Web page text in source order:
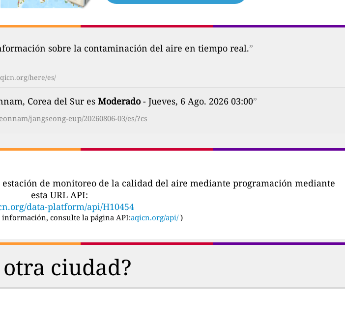
sobre la contaminación del aire en tiempo real.”
here/es/
Corea del Sur es Moderado- Jueves, 6 Ago. 2026 03:00”
jangseong-eup/20260806-03/es/?cs
estación de monitoreo de la calidad del aire mediante programación mediante
esta URL API:
data-platform/api/H10454
información, consulte la página API:aqicn.org/api/ )
ciudad?